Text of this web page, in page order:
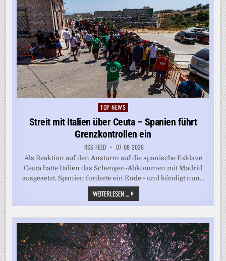
Posted
in
TOP-NEWS
Streit mit Italien über Ceuta – Spanien führt
Grenzkontrollen ein
RSS-FEED 07-08-2026
Als Reaktion auf den Ansturm auf die spanische Exklave
Ceuta hatte Italien das Schengen-Abkommen mit Madrid
ausgesetzt. Spanien forderte ein Ende - und kündigt nun...
WEITERLESEN ... STREIT
MIT
ITALIEN
CEUTA
–
SPANIEN
FÜHRT
GRENZKONTROLLEN
EIN